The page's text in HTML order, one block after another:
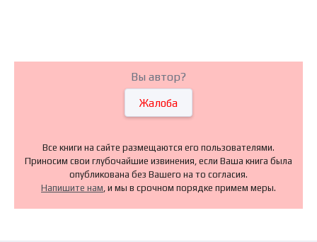
Вы автор?
Жалоба
Все книги на сайте размещаются его пользователями.
Приносим свои глубочайшие извинения, если Ваша книга была
опубликована без Вашего на то согласия.
Напишите нам, и мы в срочном порядке примем меры.